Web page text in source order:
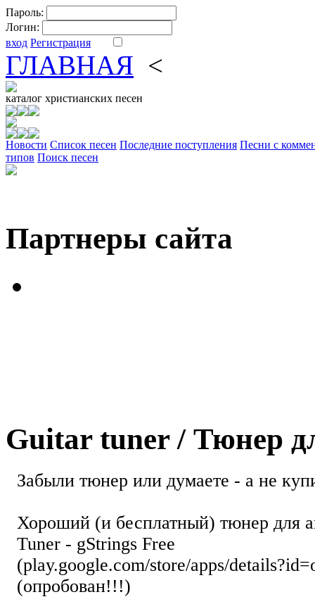
Пароль:
Логин:
вход Регистрация
ГЛАВНАЯ <
каталог христианских песен
Новости Cписок песен Последние поступления Песни с
типов Поиск песен
Партнеры сайта
Guitar tuner / Тюнер
Забыли тюнер или думаете - а не
Хороший (и бесплатный) тюнер для
Tuner - gStrings Free
(play.google.com/store/apps/
(опробован!!!)